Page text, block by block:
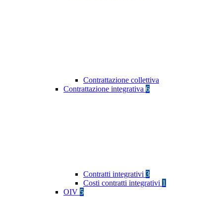
Contrattazione collettiva
Contrattazione integrativa 6
Contratti integrativi 3
Costi contratti integrativi 1
OIV 5